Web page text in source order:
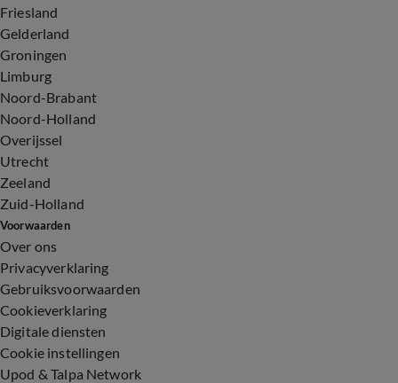
Friesland
Gelderland
Groningen
Limburg
Noord-Brabant
Noord-Holland
Overijssel
Utrecht
Zeeland
Zuid-Holland
Voorwaarden
Over ons
Privacyverklaring
Gebruiksvoorwaarden
Cookieverklaring
Digitale diensten
Cookie instellingen
Upod & Talpa Network